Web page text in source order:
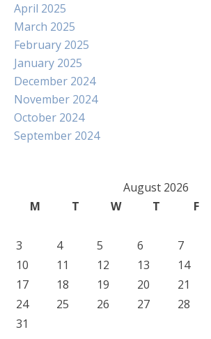
April 2025
March 2025
February 2025
January 2025
December 2024
November 2024
October 2024
September 2024
August 2026
M
T W T F
3
4 5 6 7
10
11 12 13 14
17
18 19 20 21
24
25 26 27 28
31